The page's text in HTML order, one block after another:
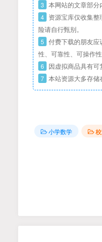
3 本网站的文章部
4 资源宝库仅收集
险请自行甄别。
5 付费下载的朋友
性、可靠性、可操作
6 因虚拟商品具有可
7 本站资源大多存储
小学数学